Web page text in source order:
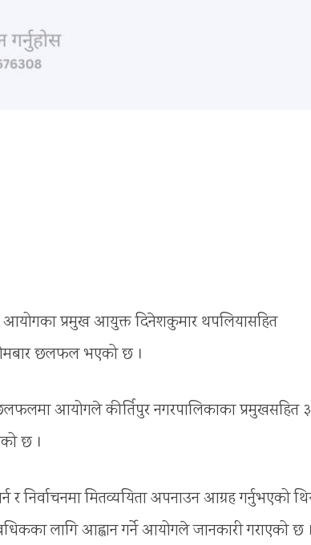
आयोगका प्रमुख आयुक्त दिनेशकुमार थपलियासहित
छलफल भएको छ ।
छलफलमा आयोगले कीर्तिपुर नगरपालिकाका प्रमुखसहित
छ ।
र निर्वाचनमा मितव्ययिता अपनाउन आग्रह गर्नुभएको
लागि आह्वान गर्ने आयोगले जानकारी गराएको छ ।